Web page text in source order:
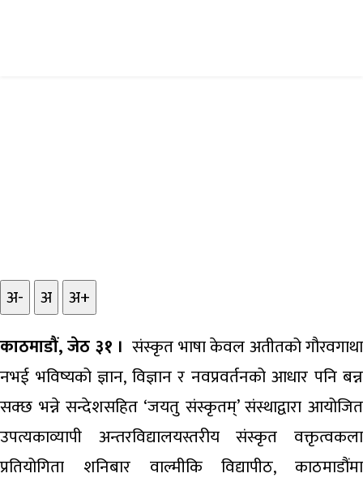
अ- अ अ+
काठमाडौं, जेठ ३१ । संस्कृत भाषा केवल अतीतको गौरवगाथा
नभई भविष्यको ज्ञान, विज्ञान र नवप्रवर्तनको आधार पनि बन्न
सक्छ भन्ने सन्देशसहित ‘जयतु संस्कृतम्’ संस्थाद्वारा आयोजित
उपत्यकाव्यापी अन्तरविद्यालयस्तरीय संस्कृत वक्तृत्वकला
प्रतियोगिता शनिबार वाल्मीकि विद्यापीठ, काठमाडौंमा